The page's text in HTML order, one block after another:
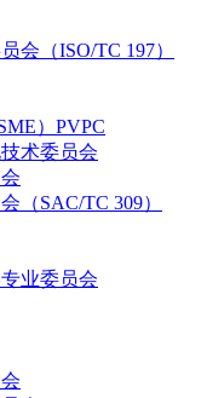
会（ISO/TC 197）
）PVPC
术委员会
（SAC/TC 309）
业委员会